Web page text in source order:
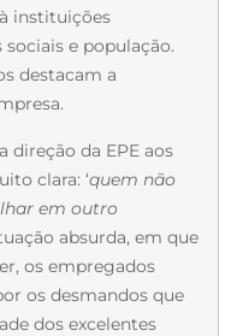
instituições
e população.
destacam a
direção da EPE aos
clara: ‘quem não
em outro
absurda, em que
os empregados
os desmandos que
dos excelentes